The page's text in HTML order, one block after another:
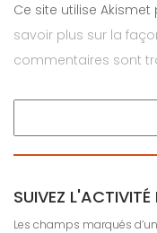
Ce site utilise
savoir plus sur la
commentaires sont
SUIVEZ
Les champs marqués d’un